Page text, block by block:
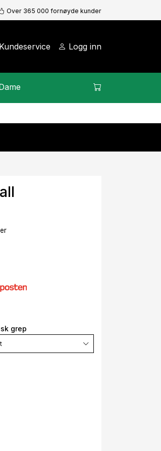
Over 365 000 fornøyde kunder
Kundeservice Logg inn
grep